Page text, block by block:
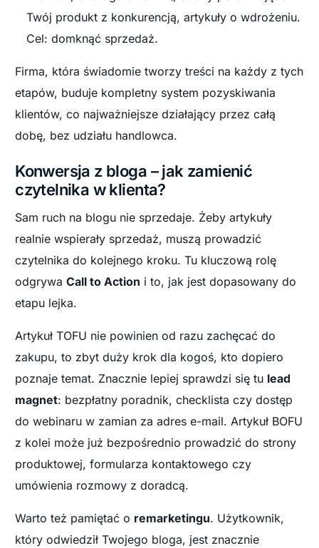
Twój produkt z konkurencją, artykuły o wdrożeniu.
Cel: domknąć sprzedaż.
Firma, która świadomie tworzy treści na każdy z tych
etapów, buduje kompletny system pozyskiwania
klientów, co najważniejsze działający przez całą
dobę, bez udziału handlowca.
Konwersja z bloga – jak zamienić
czytelnika w klienta?
Sam ruch na blogu nie sprzedaje. Żeby artykuły
realnie wspierały sprzedaż, muszą prowadzić
czytelnika do kolejnego kroku. Tu kluczową rolę
odgrywaCall to Action i to, jak jest dopasowany do
etapu lejka.
Artykuł TOFU nie powinien od razu zachęcać do
zakupu, to zbyt duży krok dla kogoś, kto dopiero
poznaje temat. Znacznie lepiej sprawdzi się tu lead
magnet: bezpłatny poradnik, checklista czy dostęp
do webinaru w zamian za adres e-mail. Artykuł BOFU
z kolei może już bezpośrednio prowadzić do strony
produktowej, formularza kontaktowego czy
umówienia rozmowy z doradcą.
Warto też pamiętać o remarketingu. Użytkownik,
który odwiedził Twojego bloga, jest znacznie